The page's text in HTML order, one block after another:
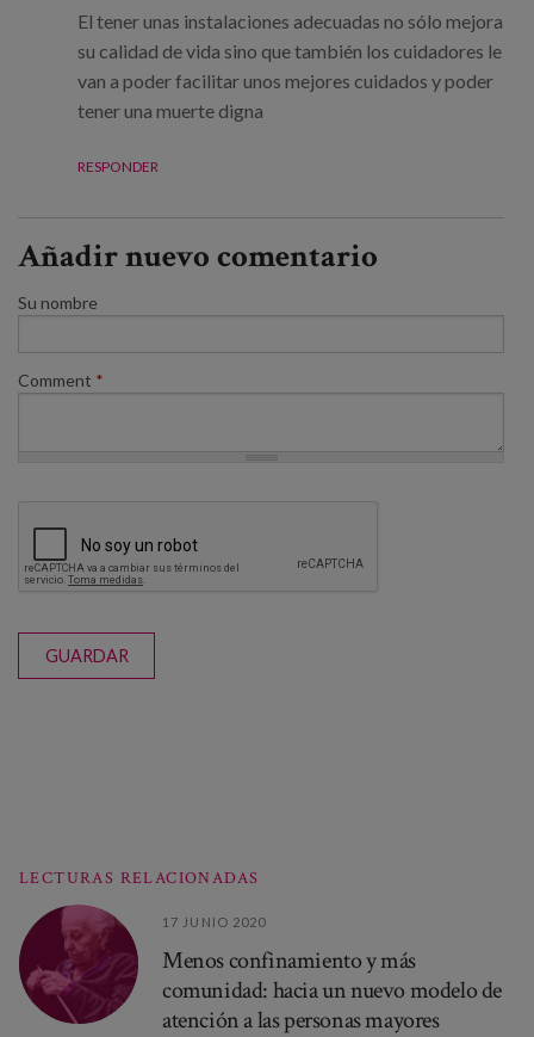
El tener unas instalaciones adecuadas no sólo mejora
su calidad de vida sino que también los cuidadores le
van a poder facilitar unos mejores cuidados y poder
tener una muerte digna
RESPONDER
Añadir nuevo comentario
Su nombre
Comment *
GUARDAR
LECTURAS RELACIONADAS
17 JUNIO 2020
Menos confinamiento y más
comunidad: hacia un nuevo modelo de
atención a las personas mayores